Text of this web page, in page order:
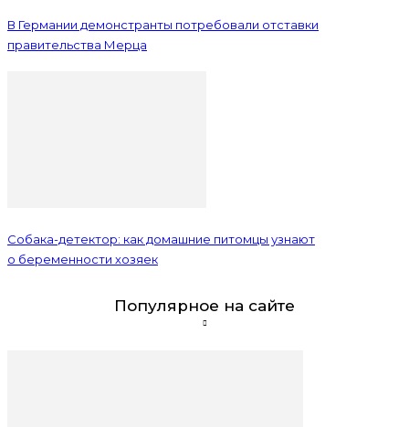
В Германии демонстранты потребовали отставки
правительства Мерца
Собака-детектор: как домашние питомцы узнают
о беременности хозяек
Популярное на сайте